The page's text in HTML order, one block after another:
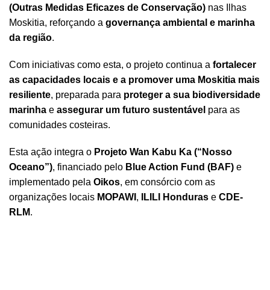
(Outras Medidas Eficazes de Conservação) nas Ilhas
Moskitia, reforçando a governança ambiental e marinha
da região.
Com iniciativas como esta, o projeto continua a fortalecer
as capacidades locais e a promover uma Moskitia mais
resiliente, preparada para proteger a sua biodiversidade
marinha e assegurar um futuro sustentável para as
comunidades costeiras.
Esta ação integra o Projeto Wan Kabu Ka (“Nosso
Oceano”), financiado pelo Blue Action Fund (BAF) e
implementado pela Oikos, em consórcio com as
organizações locais MOPAWI , ILILI Honduras e CDE-
RLM.